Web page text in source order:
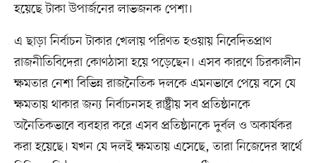
হয়েছে টাকা উপার্জনের লাভজনক পেশা।
এ ছাড়া নির্বাচন টাকার খেলায় পরিণত হওয়ায় নিবেদিতপ্রাণ
রাজনীতিবিদেরা কোণঠাসা হয়ে পড়েছেন। এসব কারণে চিরকালীন
ক্ষমতার নেশা বিভিন্ন রাজনৈতিক দলকে এমনভাবে পেয়ে বসে যে
ক্ষমতায় থাকার জন্য নির্বাচনসহ রাষ্ট্রীয় সব প্রতিষ্ঠানকে
অনৈতিকভাবে ব্যবহার করে এসব প্রতিষ্ঠানকে দুর্বল ও অকার্যকর
করা হয়েছে। যখন যে দলই ক্ষমতায় এসেছে, তারা নিজেদের স্বার্থে